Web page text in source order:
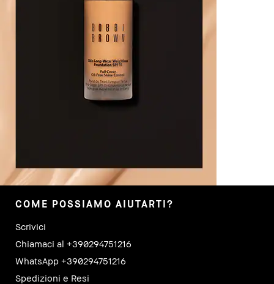
COME POSSIAMO AIUTARTI?
Scrivici
Chiamaci al +390294751216
WhatsApp +390294751216
Spedizioni e Resi